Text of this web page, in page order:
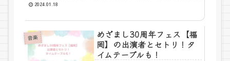
2024.01.18
音楽
めざまし30周年フェス【福
岡】の出演者とセトリ！タ
イムテーブルも！